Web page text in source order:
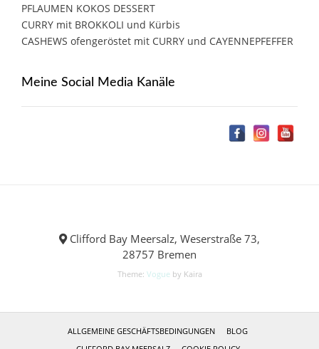
PFLAUMEN KOKOS DESSERT
CURRY mit BROKKOLI und Kürbis
CASHEWS ofengeröstet mit CURRY und CAYENNEPFEFFER
Meine Social Media Kanäle
Clifford Bay Meersalz, Weserstraße 73,
28757 Bremen
Theme: Vogue by Kaira
ALLGEMEINE GESCHÄFTSBEDINGUNGEN
BLOG